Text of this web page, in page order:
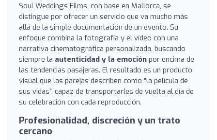
Soul Weddings Films, con base en Mallorca, se
distingue por ofrecer un servicio que va mucho más
allá de la simple documentación de un evento. Su
enfoque combina la fotografía y el vídeo con una
narrativa cinematográfica personalizada, buscando
siempre la autenticidad y la emoción por encima de
las tendencias pasajeras. El resultado es un producto
visual que las parejas describen como "la película de
sus vidas", capaz de transportarles de vuelta al día de
su celebración con cada reproducción.
Profesionalidad, discreción y un trato
cercano